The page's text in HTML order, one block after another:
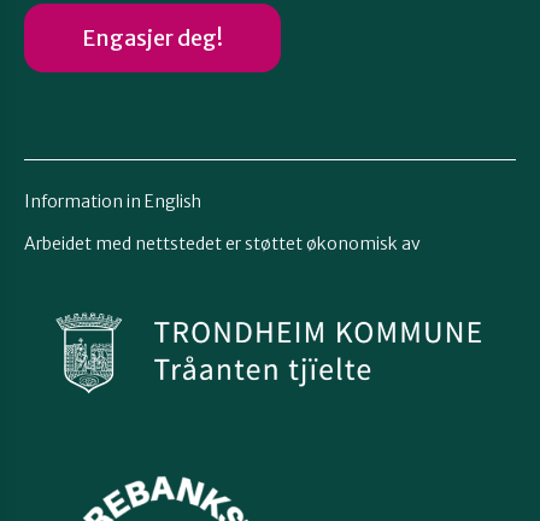
Engasjer deg!
Information in English
Arbeidet med nettstedet er støttet økonomisk av